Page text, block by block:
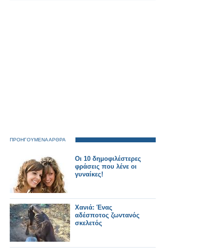
ΠΡΟΗΓΟΥΜΕΝΑ ΑΡΘΡΑ
Οι 10 δημοφιλέστερες
φράσεις που λένε οι
γυναίκες!
Χανιά: Ένας
αδέσποτος ζωντανός
σκελετός